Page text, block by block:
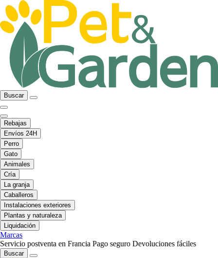
Buscar
Rebajas
Envíos 24H
Perro
Gato
Animales
Cría
La granja
Caballeros
Instalaciones exteriores
Plantas y naturaleza
Liquidación
Marcas
Servicio postventa en Francia Pago seguro Devoluciones fáciles
Buscar